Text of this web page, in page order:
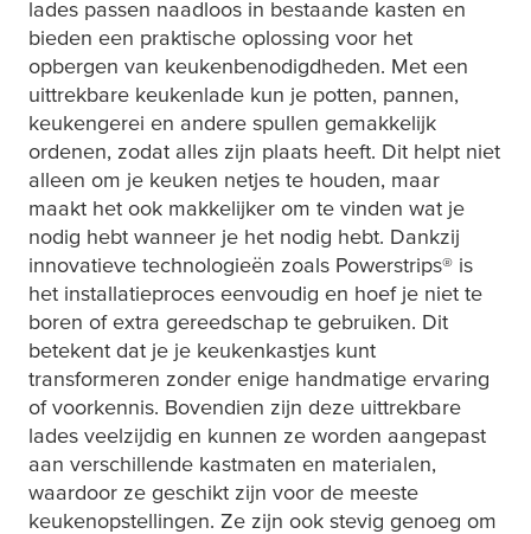
lades passen naadloos in bestaande kasten en
bieden een praktische oplossing voor het
opbergen van keukenbenodigdheden. Met een
uittrekbare keukenlade kun je potten, pannen,
keukengerei en andere spullen gemakkelijk
ordenen, zodat alles zijn plaats heeft. Dit helpt niet
alleen om je keuken netjes te houden, maar
maakt het ook makkelijker om te vinden wat je
nodig hebt wanneer je het nodig hebt. Dankzij
innovatieve technologieën zoals Powerstrips® is
het installatieproces eenvoudig en hoef je niet te
boren of extra gereedschap te gebruiken. Dit
betekent dat je je keukenkastjes kunt
transformeren zonder enige handmatige ervaring
of voorkennis. Bovendien zijn deze uittrekbare
lades veelzijdig en kunnen ze worden aangepast
aan verschillende kastmaten en materialen,
waardoor ze geschikt zijn voor de meeste
keukenopstellingen. Ze zijn ook stevig genoeg om